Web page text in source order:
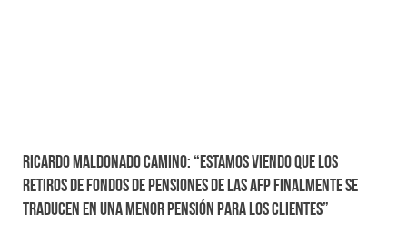
Ricardo Maldonado Camino: “Estamos viendo que los
retiros de fondos de pensiones de las AFP finalmente se
traducen en una menor pensión para los clientes”